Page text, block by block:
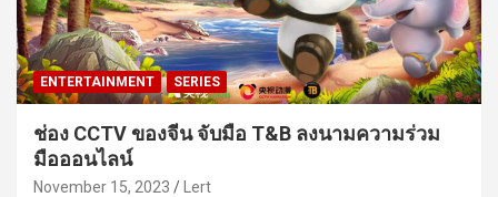
ENTERTAINMENT SERIES
ช่อง CCTV ของจีน จับมือ T&B ลงนามความร่วม
มือออนไลน์
November 15, 2023 Lert